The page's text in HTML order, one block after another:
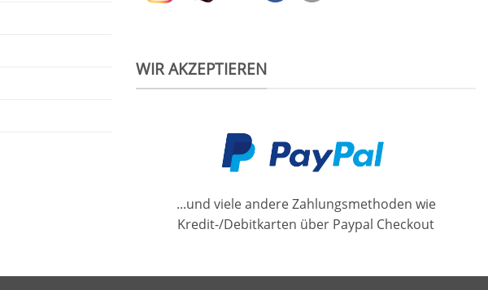
WIR AKZEPTIEREN
...und viele andere Zahlungsmethoden wie
Kredit-/Debitkarten über Paypal Checkout